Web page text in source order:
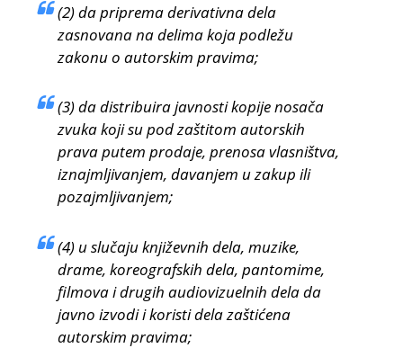
(2) da priprema derivativna dela
zasnovana na delima koja podležu
zakonu o autorskim pravima;
(3) da distribuira javnosti kopije nosača
zvuka koji su pod zaštitom autorskih
prava putem prodaje, prenosa vlasništva,
iznajmljivanjem, davanjem u zakup ili
pozajmljivanjem;
(4) u slučaju književnih dela, muzike,
drame, koreografskih dela, pantomime,
filmova i drugih audiovizuelnih dela da
javno izvodi i koristi dela zaštićena
autorskim pravima;